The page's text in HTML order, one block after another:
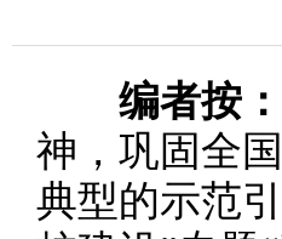
编者按：
神，巩固全
典型的示范